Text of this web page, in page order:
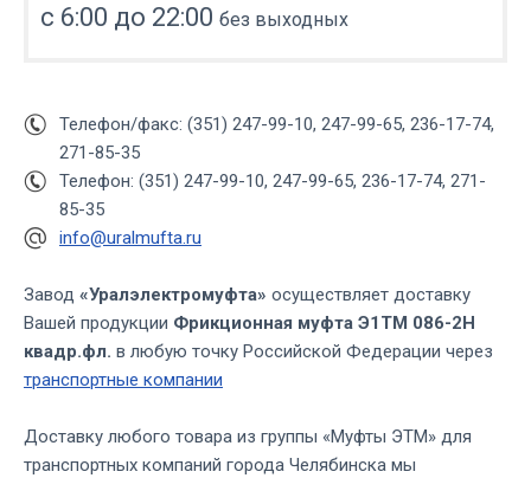
с 6:00 до 22:00 без выходных
Телефон/факс: (351) 247-99-10, 247-99-65, 236-17-74,
271-85-35
Телефон: (351) 247-99-10, 247-99-65, 236-17-74, 271-
85-35
info@uralmufta.ru
Завод «Уралэлектромуфта» осуществляет доставку
Вашей продукции Фрикционная муфта Э1ТМ 086-2Н
квадр.фл. в любую точку Российской Федерации через
транспортные компании
Доставку любого товара из группы «Муфты ЭТМ» для
транспортных компаний города Челябинска мы